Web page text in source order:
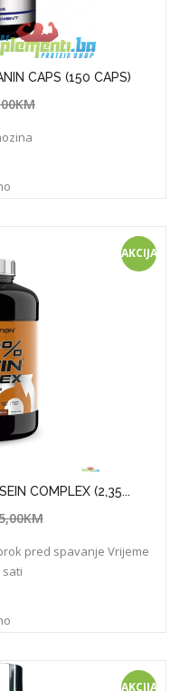
CAPS (150 CAPS)
AKCIJA!
COMPLEX (2,35...
pred spavanje Vrijeme
AKCIJA!